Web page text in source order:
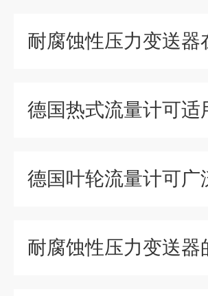
耐腐蚀性压力变送